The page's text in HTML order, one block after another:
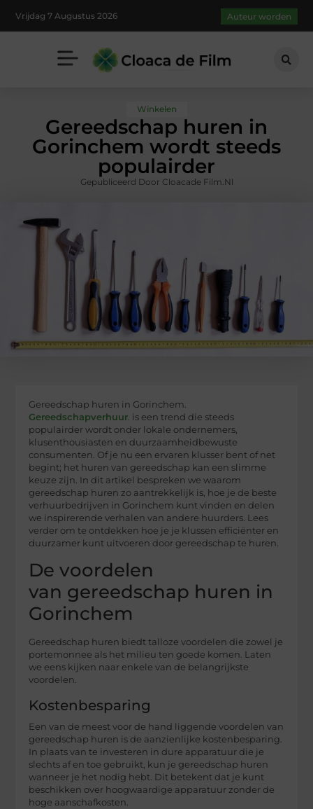
Vrijdag 7 Augustus 2026 Auteur worden
Winkelen
Gereedschap huren in
Gorinchem wordt steeds
populairder
Gepubliceerd Door Cloacade Film.nl
Gereedschap huren in Gorinchem.
Gereedschapverhuur . is een trend die steeds
populairder wordt onder lokale ondernemers,
klusenthousiasten en duurzaamheidbewuste
consumenten. Of je nu een ervaren klusser bent of net
begint; het huren van gereedschap kan een slimme
keuze zijn. In dit artikel bespreken we waarom
gereedschap huren zo aantrekkelijk is, hoe je de beste
verhuurbedrijven in Gorinchem kunt vinden en delen
we inspirerende verhalen van andere huurders. Lees
verder om te ontdekken hoe je je klussen efficiënter en
duurzamer kunt uitvoeren door gereedschap te huren.
De voordelen
van gereedschap huren in
Gorinchem
Gereedschap huren biedt talloze voordelen die zowel je
portemonnee als het milieu ten goede komen. Laten
we eens kijken naar enkele van de belangrijkste
voordelen.
Kostenbesparing
Een van de meest voor de hand liggende voordelen van
gereedschap huren is de aanzienlijke kostenbesparing.
In plaats van te investeren in dure apparatuur die je
slechts af en toe gebruikt, kun je gereedschap huren
wanneer je het nodig hebt. Dit betekent dat je kunt
beschikken over hoogwaardige apparatuur zonder de
hoge aanschafkosten.